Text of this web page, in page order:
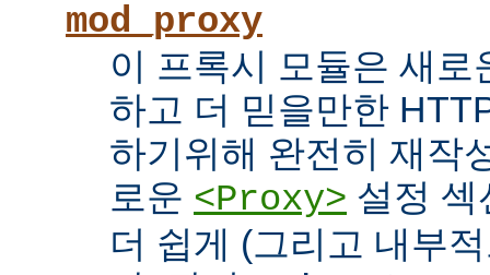
mod_proxy
이 프록시 모듈은 새
하고 더 믿을만한
하기위해 완전히 재작
로운 <Proxy> 설정 섹
더 쉽게 (그리고 내부